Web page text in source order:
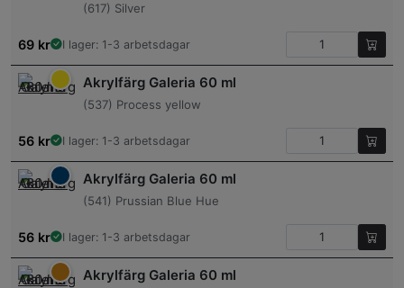
(617) Silver
69 kr I lager: 1-3 arbetsdagar
Akrylfärg Galeria 60 ml
(537) Process yellow
56 kr I lager: 1-3 arbetsdagar
Akrylfärg Galeria 60 ml
(541) Prussian Blue Hue
56 kr I lager: 1-3 arbetsdagar
Akrylfärg Galeria 60 ml